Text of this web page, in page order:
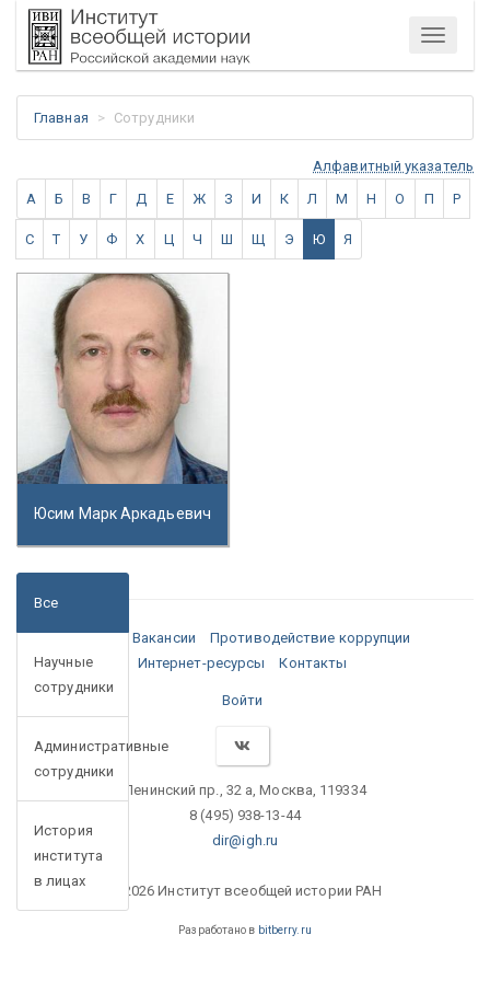
Меню
Главная Сотрудники
Алфавитный указатель
А
Б В Г Д Е Ж З И К Л М Н О П Р
С Т У Ф Х Ц Ч Ш Щ Э Ю Я
Юсим Марк Аркадьевич
Все
Научные
сотрудники
Административные
сотрудники
История
института
в лицах
Медиа Вакансии
Противодействие коррупции
Интернет-ресурсы
Контакты
Войти
Ленинский пр., 32 а, Москва, 119334
8 (495) 938-13-44
dir@igh.ru
© 2026 Институт всеобщей истории РАН
Разработано в bitberry.ru